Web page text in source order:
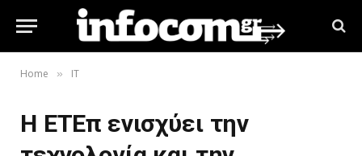
Home » IT
Η ΕΤΕπ ενισχύει την